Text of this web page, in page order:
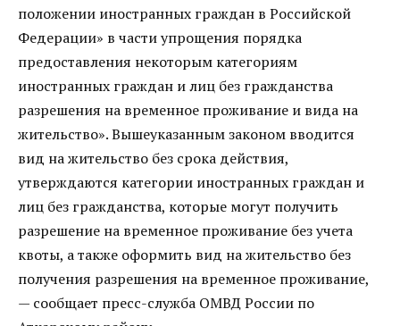
положении иностранных граждан в Российской
Федерации» в части упрощения порядка
предоставления некоторым категориям
иностранных граждан и лиц без гражданства
разрешения на временное проживание и вида на
жительство». Вышеуказанным законом вводится
вид на жительство без срока действия,
утверждаются категории иностранных граждан и
лиц без гражданства, которые могут получить
разрешение на временное проживание без учета
квоты, а также оформить вид на жительство без
получения разрешения на временное проживание,
— сообщает пресс-служба ОМВД России по